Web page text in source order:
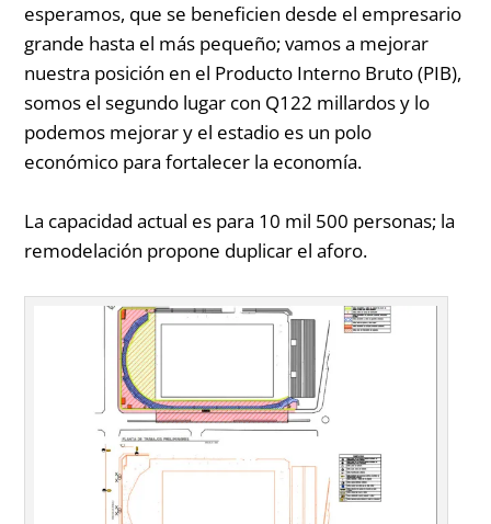
esperamos, que se beneficien desde el empresario
grande hasta el más pequeño; vamos a mejorar
nuestra posición en el Producto Interno Bruto (PIB),
somos el segundo lugar con Q122 millardos y lo
podemos mejorar y el estadio es un polo
económico para fortalecer la economía.
La capacidad actual es para 10 mil 500 personas; la
remodelación propone duplicar el aforo.